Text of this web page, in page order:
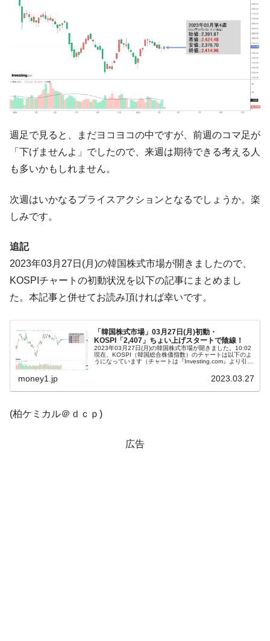
『Money1』
く空港に詰めかけ「出て行け！」「極右勢力」のプラカー
ドを掲げる「在韓反米勢力」
韓国政府「2035年までに18.4GW規模のAIデ
ータセンター整備」⇒ だから無理だってば。
『Money1』
ほぼ終わった」
発。
『Money1』
韓国政府「ニセＫ-ブランドを通報しようキ
ャンペーン」⇒ あの名物教授も登場！
ぎ」では。
『Money1』
Fact1
塊！
Fact1
夏の甲子園、優勝校を最も多く輩出している都道
府県とは？
Fact1 今話題の「楽天ライオンズ」とは？
Fact1 奇跡の毛色「白毛馬」とは？
Fact1
全て勝つといくら？ 競馬GI競走で勝利騎手がもら
える賞金とは？
Fact1 平成仮面ライダーの意外すぎるモチーフとは？
Fact1
発表から2日で大崩壊、鳴かず飛ばずに終わりそう
日本人マスターズ挑戦の歴史。松山以前に最高位
週足で見ると、まだヨコヨコの中ですが、前週のコマ足が
「下げませんよ」でしたので、来週は期待できる考える人
も多いかもしれません。
次週はいかなるプライスアクションとなるでしょうか。楽
しみです。
追記
2023年03月27日(月)の韓国株式市場が開きましたので、
KOSPIチャートの初動状況を以下の記事にまとめまし
た。本記事と併せてお読み頂ければ幸いです。
「韓国株式市場」03月27日(月)初動・
KOSPI「2,407」ちょい上げスタートで陰線！
2023年03月27日(月)の韓国株式市場が開きました。10:02
現在、KOSPI（韓国総合株価指数）のチャートは以下のよ
うになっています（チャートは『Investing.com』より引
money1.jp 2023.03.27
(柏ケミカル＠ｄｃｐ)
広告